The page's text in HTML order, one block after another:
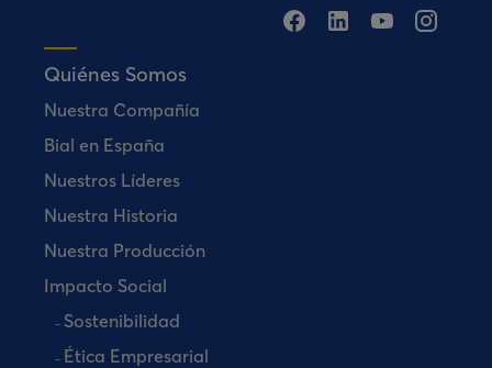
Quiénes Somos
Nuestra Compañía
Bial en España
Nuestros Líderes
Nuestra Historia
Nuestra Producción
Impacto Social
Sostenibilidad
Ética Empresarial